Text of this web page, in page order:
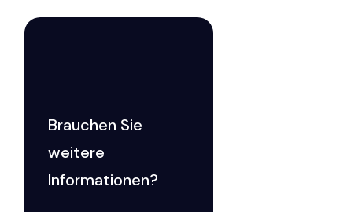
Brauchen Sie
weitere
Informationen?